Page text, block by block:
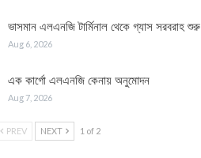
ভাসমান এলএনজি টার্মিনাল থেকে গ্যাস সরবরাহ শুরু
Aug 6, 2026
এক কার্গো এলএনজি কেনায় অনুমোদন
Aug 7, 2026
PREV NEXT 1 of 2